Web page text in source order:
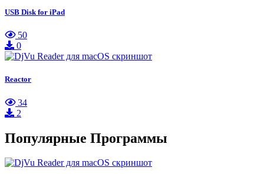
USB Disk for iPad
50
0
Reactor
34
2
Популярные Программы